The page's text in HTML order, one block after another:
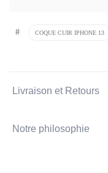
# COQUE CUIR IPHONE 13
Livraison et Retours
Notre philosophie